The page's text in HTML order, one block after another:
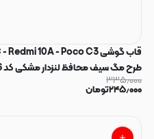
طرح مگ سیف محافظ لنزدار مشکی کد 164616
۳۳۵٫۰۰۰
۲۴۵٫۰۰۰تومان